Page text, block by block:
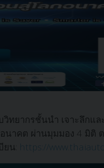
ทยากรชั้นนำ เจาะลึกแ
าคต ผ่านมุมมอง 4 มิติ ต
ยน: https://